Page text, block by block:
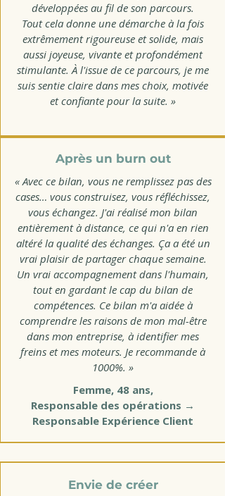
développées au fil de son parcours.
Tout cela donne une démarche à la fois
extrêmement rigoureuse et solide, mais
aussi joyeuse, vivante et profondément
stimulante. À l'issue de ce parcours, je me
suis sentie claire dans mes choix, motivée
et confiante pour la suite. »
Après un burn out
« Avec ce bilan, vous ne remplissez pas des
cases… vous construisez, vous réfléchissez,
vous échangez. J'ai réalisé mon bilan
entièrement à distance, ce qui n'a en rien
altéré la qualité des échanges. Ça a été un
vrai plaisir de partager chaque semaine.
Un vrai accompagnement dans l'humain,
tout en gardant le cap du bilan de
compétences. Ce bilan m'a aidée à
comprendre les raisons de mon mal-être
dans mon entreprise, à identifier mes
freins et mes moteurs. Je recommande à
1000%. »
Femme, 48 ans,
Responsable des opérations →
Responsable Expérience Client
Envie de créer